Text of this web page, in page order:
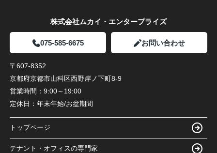
株式会社ムカイ・エンタープライズ
075-585-6675 お問い合わせ
〒607-8352
京都府京都市山科区西野岸ノ下町8-9
営業時間： 9:00～19:00
定休日： 年末年始/お盆期間
トップページ
テナント・オフィスの専門家